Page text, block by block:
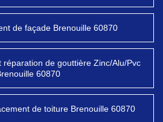
de façade Brenouille 60870
de gouttière Zinc/Alu/Pvc
60870
de toiture Brenouille 60870